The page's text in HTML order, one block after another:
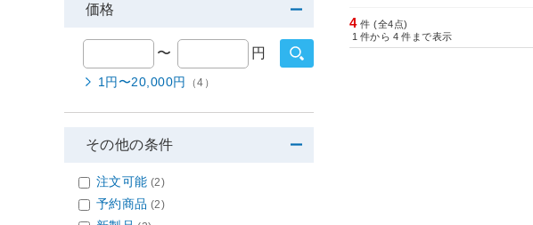
4 件 (全4点)
1 件から 4 件まで表示
価格
〜 円
1円〜20,000円 （4）
その他の条件
注文可能 (2)
予約商品 (2)